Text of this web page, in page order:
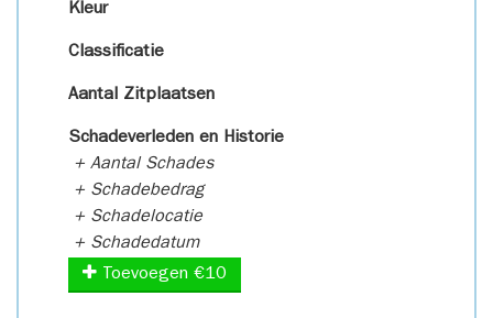
Kleur
Classificatie
Aantal Zitplaatsen
Schadeverleden en Historie
+ Aantal Schades
+ Schadebedrag
+ Schadelocatie
+ Schadedatum
Toevoegen €10